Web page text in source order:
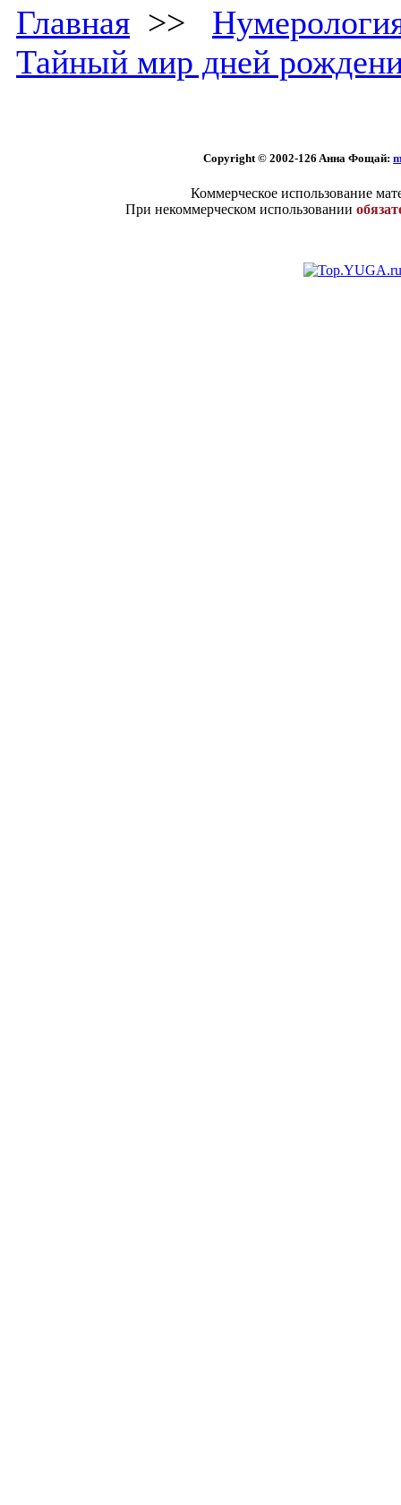
Главная >>
Тайный мир дней
Copyright © 2002-126 Aннa Фoщaй:
Коммерческое использование
При некоммерческом использовании